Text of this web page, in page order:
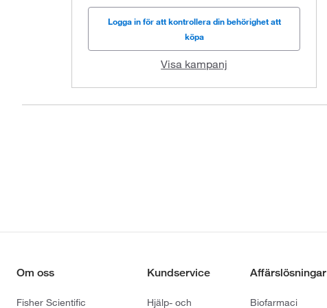
Logga in för att kontrollera din behörighet att
köpa
Visa kampanj
Om oss
Fisher Scientific
Kundservice
Hjälp- och
Affärslösningar
Biofarmaci